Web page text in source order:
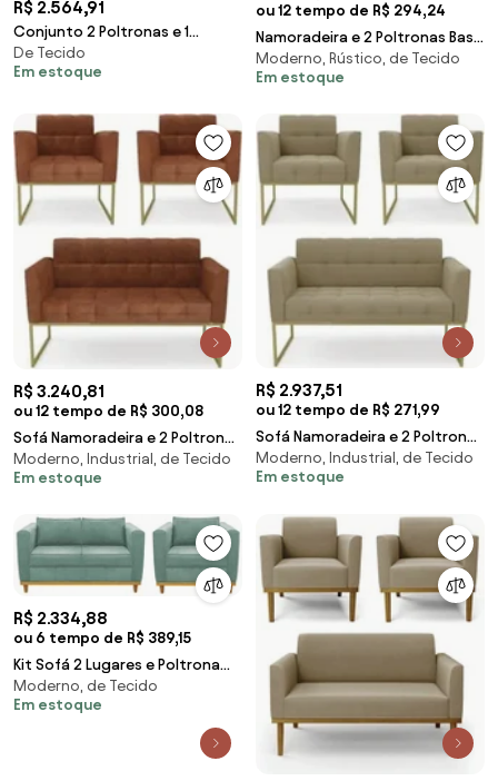
R$ 2.564,91
Conjunto 2 Poltronas e 1
Namoradeira Decorativa Karen
Pés Fixo em Madeira Castanho
De Tecido
Em estoque
ou 12 tempo de R$ 294,24
Namoradeira e 2 Poltronas Base
Madeira Castanho Ana Bouclé
Menta - Ibi
Moderno, Rústico, de Tecido
Em estoque
R$ 3.240,81
ou 12 tempo de R$ 300,08
Sofá Namoradeira e 2 Poltronas
Base Industrial Dourado Ana
Sintético P
Moderno, Industrial, de Tecido
Em estoque
R$ 2.937,51
ou 12 tempo de R$ 271,99
Sofá Namoradeira e 2 Poltronas
Base Industrial Dourado Ana
Suede Marro
Moderno, Industrial, de Tecido
Em estoque
R$ 2.334,88
ou 6 tempo de R$ 389,15
Kit Sofá 2 Lugares e Poltrona
Europa Linho ADJ Decor
Moderno, de Tecido
Em estoque